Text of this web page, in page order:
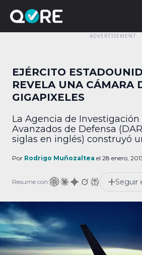
EJÉRCITO
REVELA UNA CÁMARA
GIGAPIXELES
La Agencia de Investigación
Avanzados de Defensa
siglas en inglés) construyó
de pixeles y es capaz de
de altura. Aun volando a su
el sistema es […]
Por Rodrigo Muñozaltea el 28 enero,
Resume con: Seguir